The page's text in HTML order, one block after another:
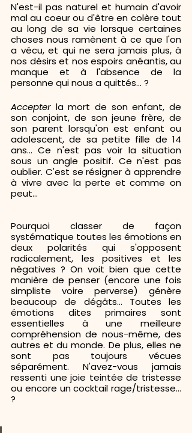
N'est-il pas naturel et humain d'avoir
mal au coeur ou d'être en colère tout
au long de sa vie lorsque certaines
choses nous ramènent à ce que l'on
a vécu, et qui ne sera jamais plus, à
nos désirs et nos espoirs anéantis, au
manque et à l'absence de la
personne qui nous a quittés... ?
Accepter la mort de son enfant, de
son conjoint, de son jeune frère, de
son parent lorsqu'on est enfant ou
adolescent, de sa petite fille de 14
ans... Ce n'est pas voir la situation
sous un angle positif. Ce n'est pas
oublier. C'est se résigner à apprendre
à vivre avec la perte et comme on
peut...
Pourquoi classer de façon
systématique toutes les émotions en
deux polarités qui s'opposent
radicalement, les positives et les
négatives ? On voit bien que cette
manière de penser (encore une fois
simpliste voire perverse) génère
beaucoup de dégâts... Toutes les
émotions dites primaires sont
essentielles à une meilleure
compréhension de nous-même, des
autres et du monde. De plus, elles ne
sont pas toujours vécues
séparément. N'avez-vous jamais
ressenti une joie teintée de tristesse
ou encore un cocktail rage/tristesse...
?